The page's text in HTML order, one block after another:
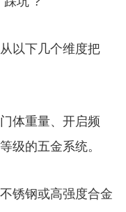
以下几个维度把
体重量、开启频
级的五金系统。
锈钢或高强度合金